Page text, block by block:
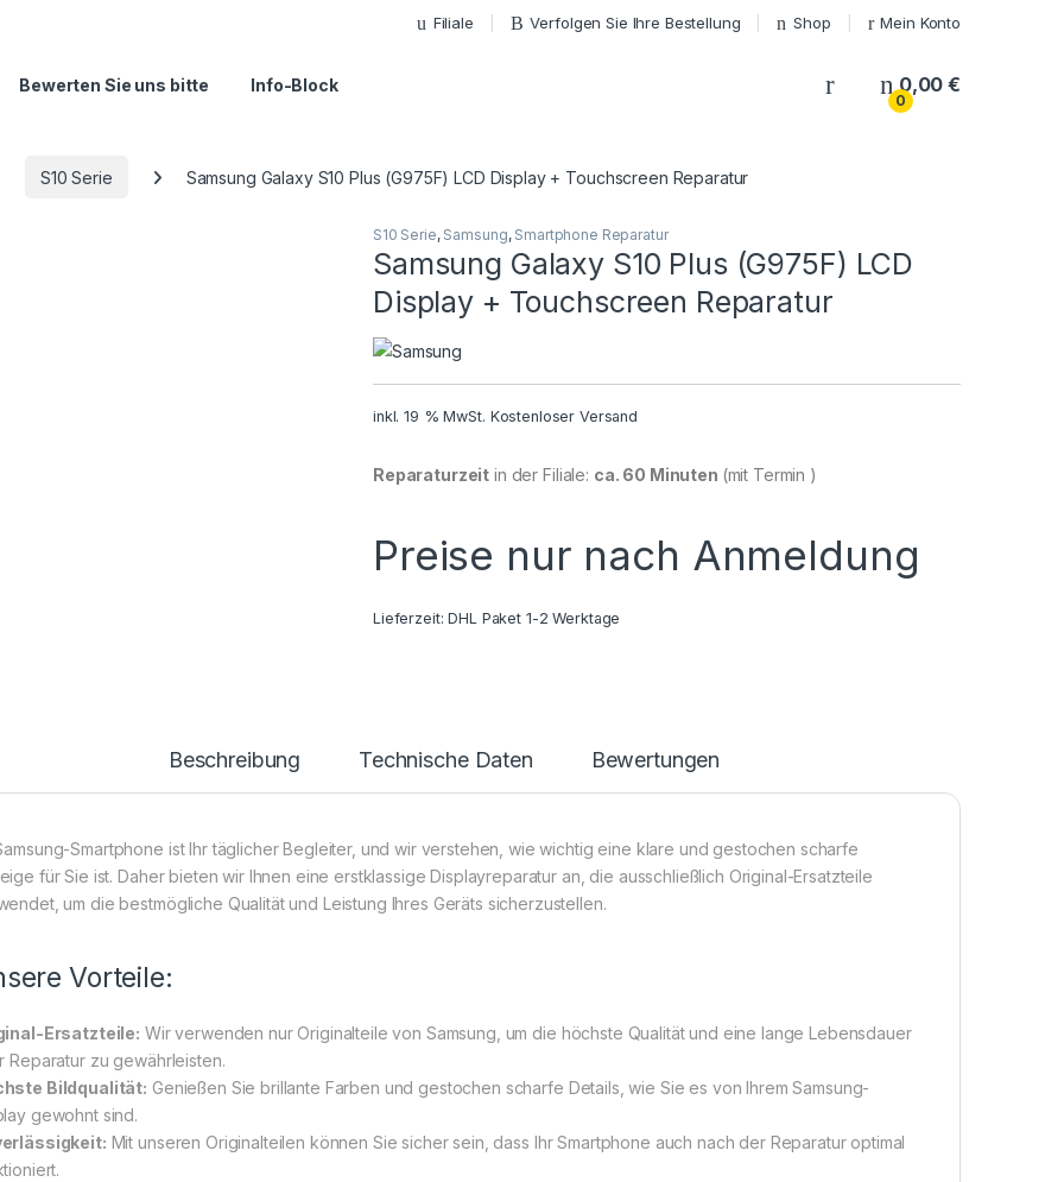
Filiale Verfolgen Sie Ihre Bestellung Shop Mein Konto
Bewerten Sie uns bitte Info-Block My Account
0
0,00€
S10 Serie Samsung Galaxy S10 Plus (G975F) LCD Display + Touchscreen Reparatur
S10 Serie, Samsung, Smartphone Reparatur
Samsung Galaxy S10 Plus (G975F) LCD
Display + Touchscreen Reparatur
inkl. 19 % MwSt. Kostenloser Versand
Reparaturzeit in der Filiale: ca. 60 Minuten (mit Termin )
Preise nur nach Anmeldung
Lieferzeit:DHL Paket 1-2 Werktage
Beschreibung Technische Daten Bewertungen
Smartphone ist Ihr täglicher Begleiter, und wir verstehen, wie wichtig eine klare und gestochen scharfe
für Sie ist. Daher bieten wir Ihnen eine erstklassige Displayreparatur an, die ausschließlich Original-Ersatzteile
um die bestmögliche Qualität und Leistung Ihres Geräts sicherzustellen.
Vorteile:
Ersatzteile: Wir verwenden nur Originalteile von Samsung, um die höchste Qualität und eine lange Lebensdauer
Reparatur zu gewährleisten.
Bildqualität: Genießen Sie brillante Farben und gestochen scharfe Details, wie Sie es von Ihrem Samsung-
gewohnt sind.
Mit unseren Originalteilen können Sie sicher sein, dass Ihr Smartphone auch nach der Reparatur optimal